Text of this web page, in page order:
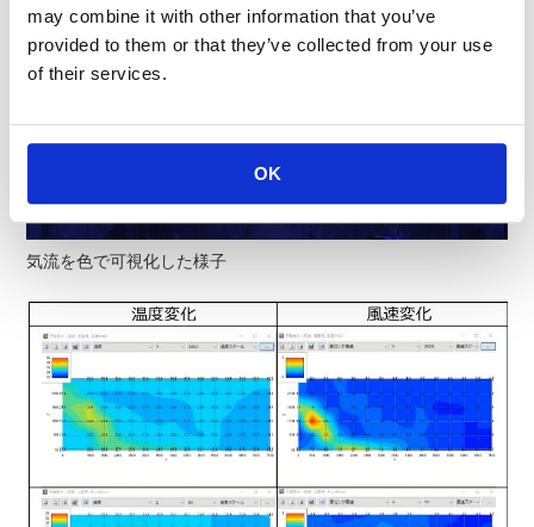
may combine it with other information that you’ve
provided to them or that they’ve collected from your use
of their services.
OK
気流を色で可視化した様子